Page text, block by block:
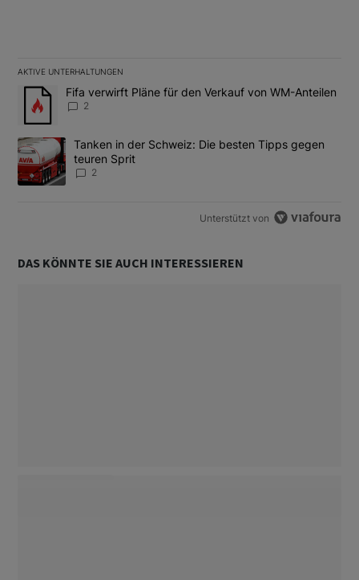
AKTIVE UNTERHALTUNGEN
Das Folgende ist eine Liste der am meisten kommentierten
Ein Trendartikel mit dem Titel "Fifa verwirft Pläne für den
Fifa verwirft Pläne für den Verkauf von WM-Anteilen
2
Ein Trendartikel mit dem Titel "Tanken in der Schweiz: Die
Tanken in der Schweiz: Die besten Tipps gegen
teuren Sprit
2
Unterstützt von
DAS KÖNNTE SIE AUCH INTERESSIEREN